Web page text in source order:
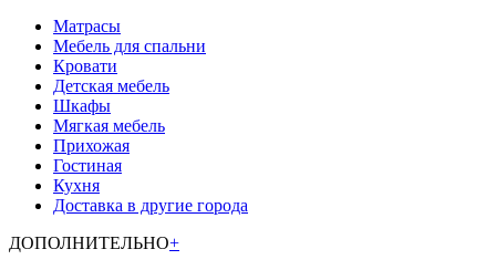
Матрасы
Мебель для спальни
Кровати
Детская мебель
Шкафы
Мягкая мебель
Прихожая
Гостиная
Кухня
Доставка в другие города
ДОПОЛНИТЕЛЬНО+